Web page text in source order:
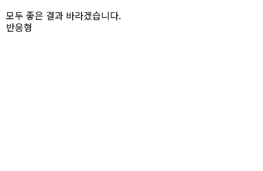
모두 좋은 결과 바라겠습니다.
반응형